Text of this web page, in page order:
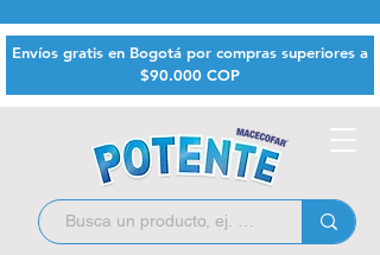
Envíos gratis en Bogotá por compras superiores a
$90.000 COP